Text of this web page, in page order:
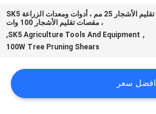
مقصات تقليم الأشجار 25 مم ، أدوات ومعدات الزراعة SK5
، مقصات تقليم الأشجار 100 وات
,
SK5 Agriculture Tools And Equipment
,
100W Tree Pruning Shears
افضل سعر